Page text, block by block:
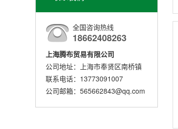
全国咨询热线
18662408263
上海腾布贸易有限公司
公司地址：上海市奉贤区南桥镇
联系电话：13773091007
公司邮箱：565662843@qq.com